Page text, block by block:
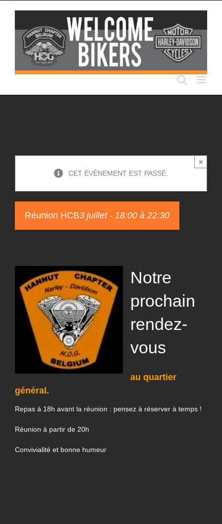
CET ÉVÈNEMENT EST PASSÉ.
×
Réunion HCB3 juillet - 18:00 à 22:30
Notre
prochain
rendez-
vous
au quartier
général.
Repas à 18h avant la réunion : pensez à réserver à temps !
Réunion à partir de 20h
Convivialité et bonne humeur